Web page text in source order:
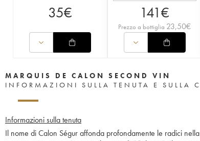
35€ 141€
Prezzo a bottiglia 23,50€
MARQUIS DE CALON SECOND VIN
INFORMAZIONI SULLA TENUTA E SULLA
Informazioni sulla tenuta
Il nome di Calon Ségur affonda profondamente le radici